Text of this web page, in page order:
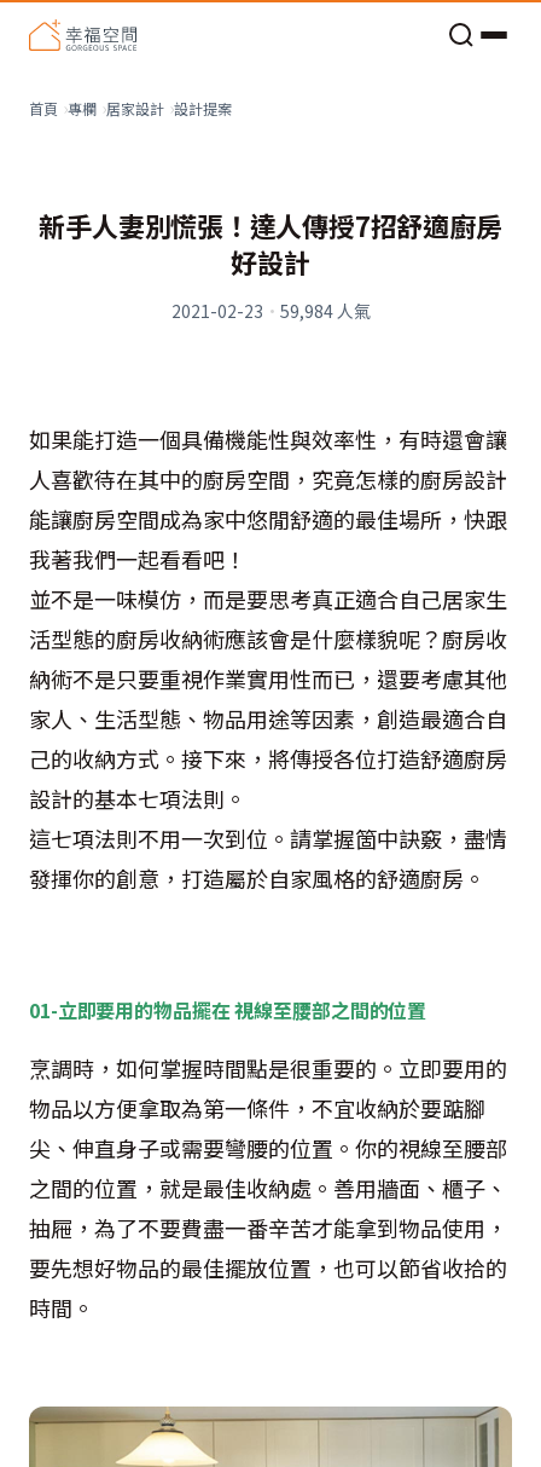
首頁 專欄 居家設計 設計提案
新手人妻別慌張！達人傳授7招舒適廚房
好設計
2021-02-23 · 59,984人氣
如果能打造一個具備機能性與效率性，有時還會讓
人喜歡待在其中的廚房空間，究竟怎樣的廚房設計
能讓廚房空間成為家中悠閒舒適的最佳場所，快跟
我著我們一起看看吧！
並不是一味模仿，而是要思考真正適合自己居家生
活型態的廚房收納術應該會是什麼樣貌呢？廚房收
納術不是只要重視作業實用性而已，還要考慮其他
家人、生活型態、物品用途等因素，創造最適合自
己的收納方式。接下來，將傳授各位打造舒適廚房
設計的基本七項法則。
這七項法則不用一次到位。請掌握箇中訣竅，盡情
發揮你的創意，打造屬於自家風格的舒適廚房。
01-立即要用的物品擺在 視線至腰部之間的位置
烹調時，如何掌握時間點是很重要的。立即要用的
物品以方便拿取為第一條件，不宜收納於要踮腳
尖、伸直身子或需要彎腰的位置。你的視線至腰部
之間的位置，就是最佳收納處。善用牆面、櫃子、
抽屜，為了不要費盡一番辛苦才能拿到物品使用，
要先想好物品的最佳擺放位置，也可以節省收拾的
時間。